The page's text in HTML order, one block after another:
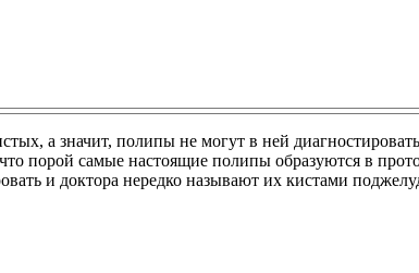
а значит, полипы не могут в ней
порой самые настоящие полипы образуются в
и доктора нередко называют их кистами